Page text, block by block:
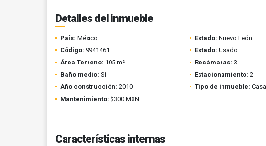
Detalles del inmueble
País: México Estado: Nuevo León
Código: 9941461 Estado: Usado
Área Terreno: 105 m² Recámaras: 3
Baño medio: Si Estacionamiento: 2
Año construcción: 2010 Tipo de inmueble: Casa
Mantenimiento: $300 MXN
Características internas